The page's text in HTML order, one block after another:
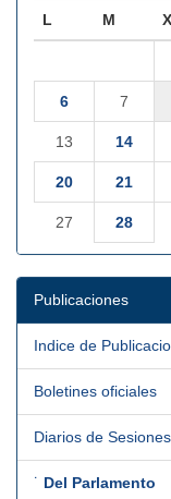
L M X
6 7
13 14
20 21
27 28
Publicaciones
Indice de
Boletines oficiales
Diarios de Sesiones
˙ Del Parlamento